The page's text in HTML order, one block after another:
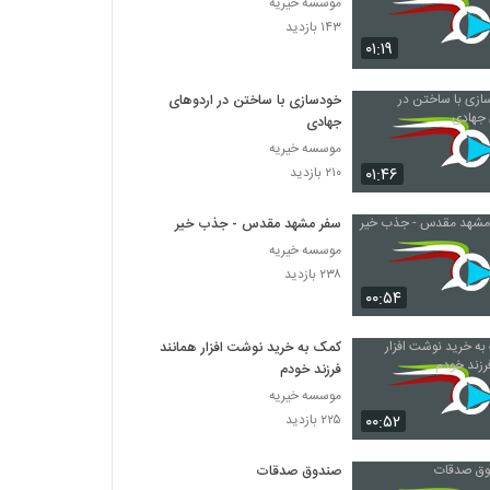
۰۱:۱۹
۱۴۳ بازدید
۰۱:۴۶
خودسازی با ساختن در اردوهای
جهادی
موسسه خیریه
۲۱۰ بازدید
۰۰:۵۴
سفر مشهد مقدس - جذب خیر
موسسه خیریه
۲۳۸ بازدید
۰۰:۵۲
کمک به خرید نوشت افزار همانند
فرزند خودم
موسسه خیریه
۲۲۵ بازدید
صندوق صدقات